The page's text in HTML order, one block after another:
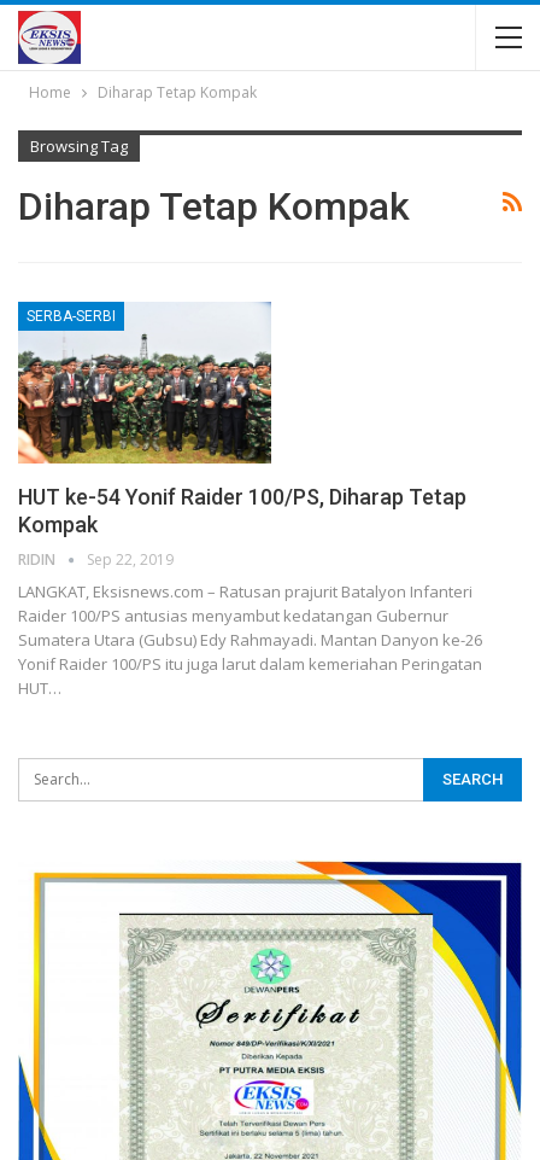
Home Diharap Tetap Kompak
Browsing Tag
Diharap Tetap Kompak
SERBA-SERBI
HUT ke-54 Yonif Raider 100/PS, Diharap Tetap
Kompak
RIDIN Sep 22, 2019
LANGKAT, Eksisnews.com – Ratusan prajurit Batalyon Infanteri
Raider 100/PS antusias menyambut kedatangan Gubernur
Sumatera Utara (Gubsu) Edy Rahmayadi. Mantan Danyon ke-26
Yonif Raider 100/PS itu juga larut dalam kemeriahan Peringatan
HUT…